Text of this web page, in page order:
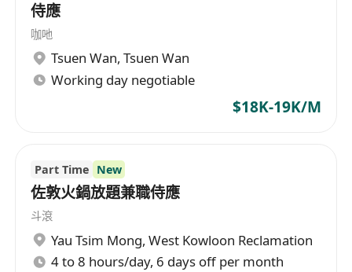
侍應
咖吔
Tsuen Wan, Tsuen Wan
Working day negotiable
$18K-19K/M
Part Time New
佐敦火鍋放題兼職侍應
斗滾
Yau Tsim Mong, West Kowloon Reclamation
4 to 8 hours/day, 6 days off per month